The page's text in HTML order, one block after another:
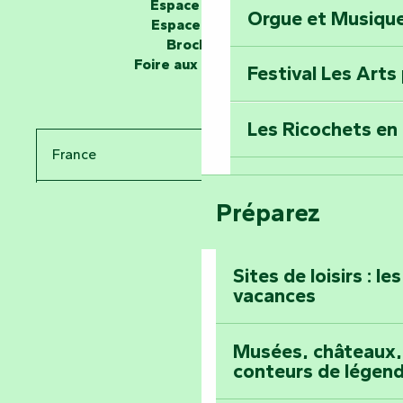
Partez en
Percez les
Voyagez dans le
Maillezais
Montez au
Orgue et
Festival Les Arts
Les Ricochets
Tout l'agenda
Préparez
Sites de loisirs :
vacances
Musées,
conteurs de
Espace groupe
Espace presse
Brochures
Foire aux questions
France